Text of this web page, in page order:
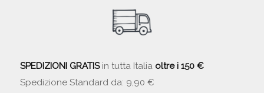
SPEDIZIONI GRATISin tutta Italia oltre i 150 €
Spedizione Standard da: 9,90 €